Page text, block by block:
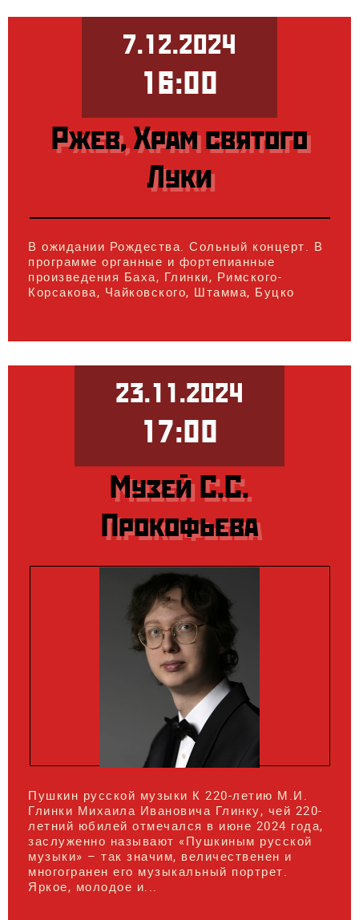
7.12.2024
16:00
Ржев, Храм святого
Луки
В ожидании Рождества. Сольный концерт. В
программе органные и фортепианные
произведения Баха, Глинки, Римского-
Корсакова, Чайковского, Штамма, Буцко
23.11.2024
17:00
Музей С.С.
Прокофьева
Пушкин русской музыки К 220-летию М.И.
Глинки Михаила Ивановича Глинку, чей 220-
летний юбилей отмечался в июне 2024 года,
заслуженно называют «Пушкиным русской
музыки» – так значим, величественен и
многогранен его музыкальный портрет.
Яркое, молодое и...